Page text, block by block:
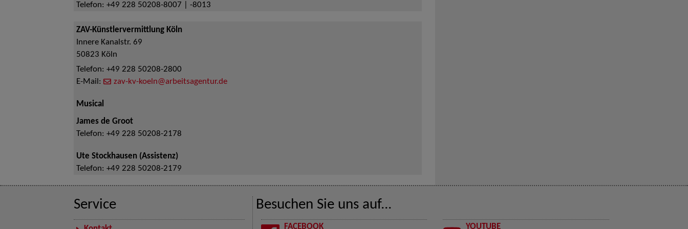
Telefon: +49 228 50208-8007 | -8013
ZAV-Künstlervermittlung Köln
Innere Kanalstr. 69
50823 Köln
Telefon: +49 228 50208-2800
E-Mail:
zav-kv-koeln@arbeitsagentur.de
Musical
James de Groot
Telefon: +49 228 50208-2178
Ute Stockhausen (Assistenz)
Telefon: +49 228 50208-2179
Service Besuchen Sie uns auf...
FACEBOOK YOUTUBE